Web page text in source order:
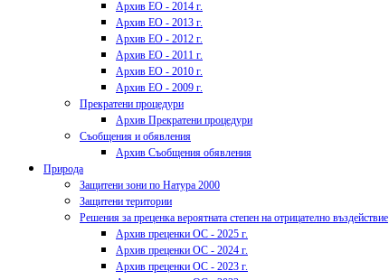
Архив ЕО - 2014 г.
Архив ЕО - 2013 г.
Архив ЕО - 2012 г.
Архив ЕО - 2011 г.
Архив ЕО - 2010 г.
Архив ЕО - 2009 г.
Прекратени процедури
Архив Прекратени процедури
Съобщения и обявления
Архив Съобщения обявления
Природа
Защитени зони по Натура 2000
Защитени територии
Решения за преценка вероятната степен на отрицателно въздействие
Архив преценки ОС - 2025 г.
Архив преценки ОС - 2024 г.
Архив преценки ОС - 2023 г.